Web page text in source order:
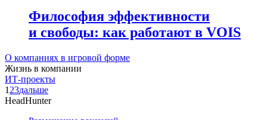
Философия эффективности
и свободы: как работают в VOIS
О компаниях в игровой форме
Жизнь в компании
ИТ-проекты
1 23дальше
HeadHunter